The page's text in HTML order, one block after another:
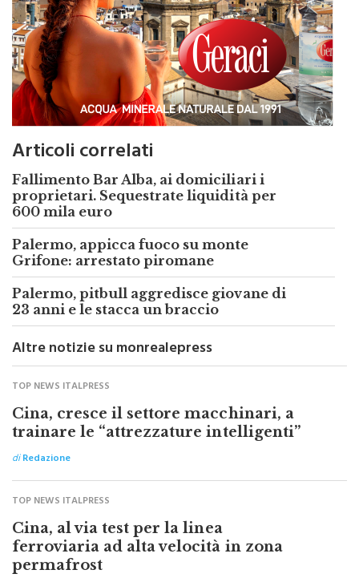
Articoli correlati
Fallimento Bar Alba, ai domiciliari i
proprietari. Sequestrate liquidità per
600 mila euro
Palermo, appicca fuoco su monte
Grifone: arrestato piromane
Palermo, pitbull aggredisce giovane di
23 anni e le stacca un braccio
Altre notizie su monrealepress
TOP NEWS ITALPRESS
Cina, cresce il settore macchinari, a
trainare le “attrezzature intelligenti”
diRedazione
TOP NEWS ITALPRESS
Cina, al via test per la linea
ferroviaria ad alta velocità in zona
permafrost